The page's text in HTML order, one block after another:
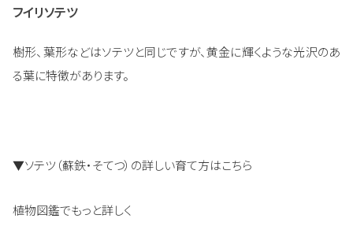
フイリソテツ
樹形、葉形などはソテツと同じですが、黄金に輝くような光沢のあ
る葉に特徴があります。
▼ソテツ（蘇鉄・そてつ）の詳しい育て方はこちら
植物図鑑でもっと詳しく